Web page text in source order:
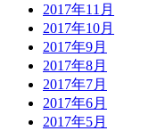
2017年11月
2017年10月
2017年9月
2017年8月
2017年7月
2017年6月
2017年5月